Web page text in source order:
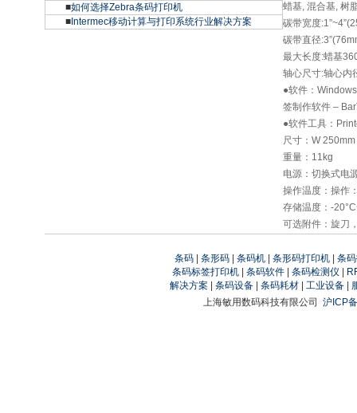
■如何选择Zebra条码打印机
■ Intermec移动计算与打印系统行业解决方案
蜡基, 混合基, 树
碳带宽度
碳带直径
最大长度:蜡基
轴心尺寸:轴心内
●软件：
签制作软件 –
●软件工具：
尺寸：W
重量：11kg
电源：切换式电
操作温度：操作
存储温度：-
可选附件：旋刀
条码 条形码 条码机 条形码打印机
条
条码标签打印机| 条码软件| 条码检测仪
解决方案
条码设备 条码耗材 工业设备
上海敏用数码科技有限公司 沪ICP